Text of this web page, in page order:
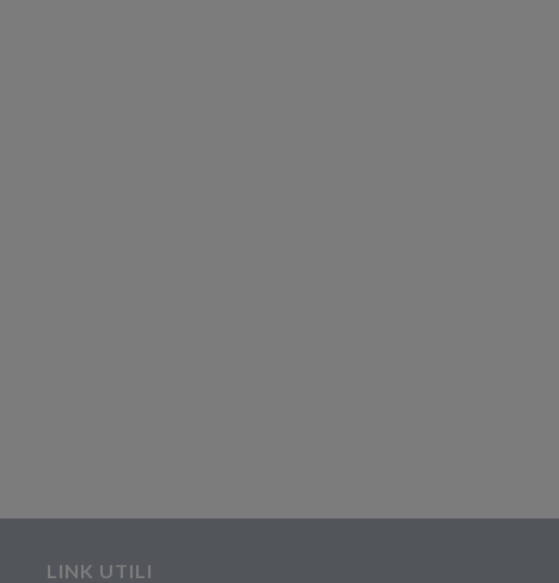
LINK UTILI